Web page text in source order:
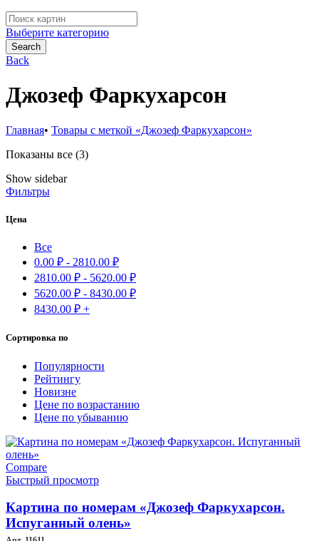
Search
for:
Выберите категорию
Search
Back
Джозеф Фаркухарсон
Главная• Товары с меткой «Джозеф Фаркухарсон»
Показаны все (3)Сортировка:
Show sidebar
Фильтры
Цена
Все
0.00 ₽ - 2810.00 ₽
2810.00 ₽ - 5620.00 ₽
5620.00 ₽ - 8430.00 ₽
8430.00 ₽ +
Сортировка по
Популярности
Рейтингу
Новизне
Цене по возрастанию
Цене по убыванию
Compare
Быстрый просмотр
Картина по номерам «Джозеф Фаркухарсон.
Испуганный олень»